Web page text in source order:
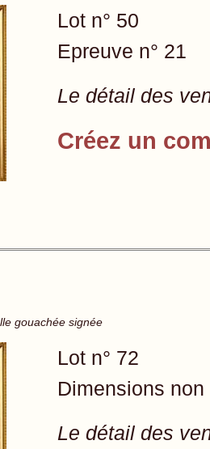
Lot n° 50
Epreuve n° 21
Le détail des
Créez un
gouachée signée
Lot n° 72
Dimensions
Le détail des